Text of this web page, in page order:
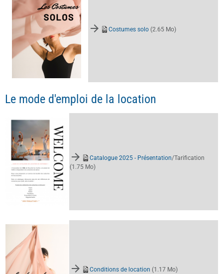
Costumes solo (2.65 Mo)
Le mode d'emploi de la location
Catalogue 2025 - Présentation/Tarification
(1.75 Mo)
Conditions de location (1.17 Mo)